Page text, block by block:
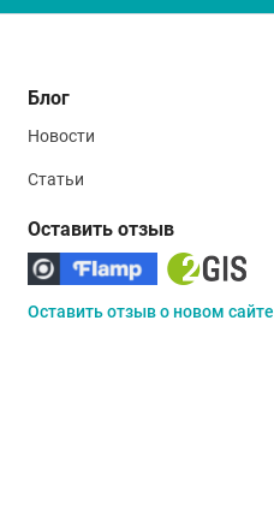
Блог
Новости
Статьи
Оставить отзыв
Оставить отзыв о новом сайте